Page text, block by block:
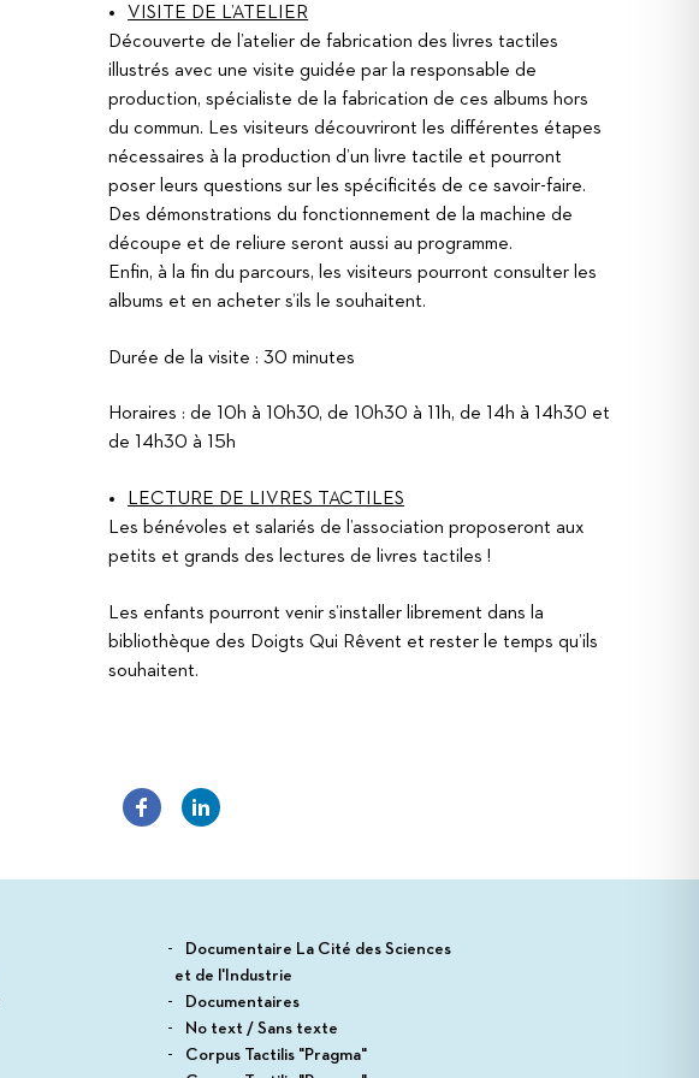
VISITE DE L’ATELIER
Découverte de l’atelier de fabrication des livres tactiles
illustrés avec une visite guidée par la responsable de
production, spécialiste de la fabrication de ces albums hors
du commun. Les visiteurs découvriront les différentes étapes
nécessaires à la production d’un livre tactile et pourront
poser leurs questions sur les spécificités de ce savoir-faire.
Des démonstrations du fonctionnement de la machine de
découpe et de reliure seront aussi au programme.
Enfin, à la fin du parcours, les visiteurs pourront consulter les
albums et en acheter s’ils le souhaitent.
Durée de la visite : 30 minutes
Horaires : de 10h à 10h30, de 10h30 à 11h, de 14h à 14h30 et
de 14h30 à 15h
LECTURE DE LIVRES TACTILES
Les bénévoles et salariés de l’association proposeront aux
petits et grands des lectures de livres tactiles !
Les enfants pourront venir s’installer librement dans la
bibliothèque des Doigts Qui Rêvent et rester le temps qu’ils
souhaitent.
Documentaire La Cité des Sciences
et de l'Industrie
Documentaires
No text / Sans texte
Corpus Tactilis "Pragma"